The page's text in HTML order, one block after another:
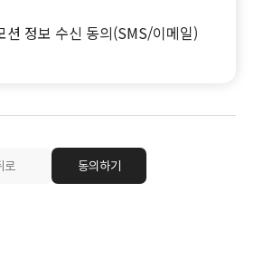
션 정보 수신 동의(SMS/이메일)
로